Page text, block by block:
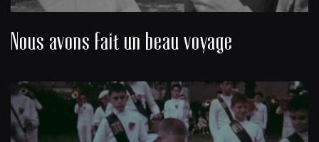
Nous avons fait un beau voyage